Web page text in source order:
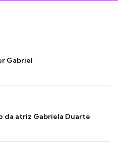
Gabriel
da atriz Gabriela Duarte